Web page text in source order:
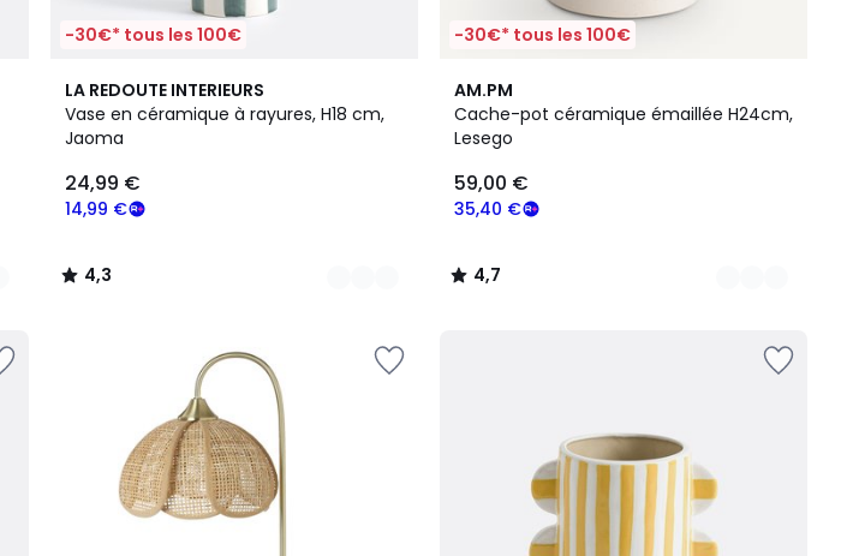
-30€* tous les 100€
LA REDOUTE INTERIEURS
Vase en céramique à rayures, H18 cm,
Jaoma
14,99 €
24,99 €
4,3
/ 5
7
Couleurs
4,3
/
-30€* tous les 100€
AM.PM
Cache-pot céramique émaillée H24cm,
Lesego
35,40 €
59,00 €
4,7
/ 5
4
Couleurs
4,7
/